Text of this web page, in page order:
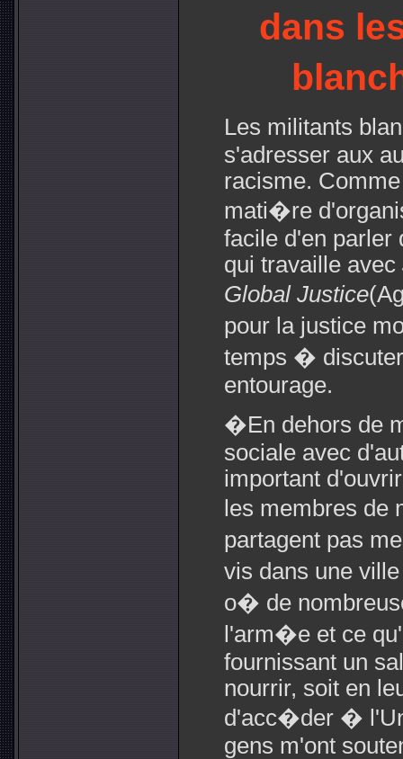
dans
Les militants
s'adresser aux
racisme.
mati�re
facile d'en parler
qui travaille avec
Global Justice
pour la justice
temps �
entourage.
�En dehors de
sociale avec
important
les membres
partagent pas
vis dans une
o� de
l'arm�e et ce
fournissant un
nourrir, soit en
d'acc�der �
gens m'ont